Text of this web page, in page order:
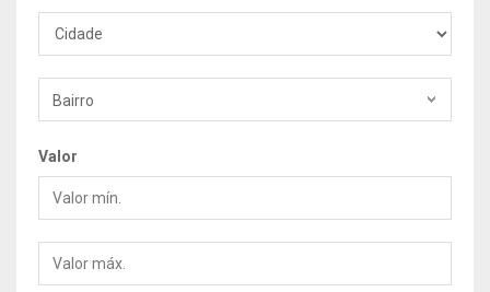
Cidade
Bairro
Valor
Valor
mín.
Valor
máx.